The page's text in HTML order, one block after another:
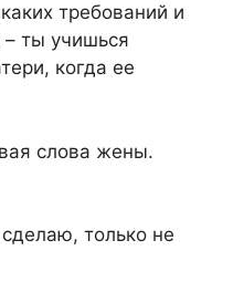
требований и
ты учишься
когда ее
слова жены.
только не